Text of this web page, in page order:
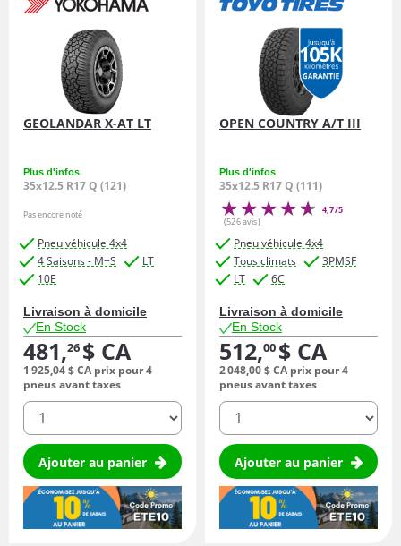
GEOLANDAR X-AT LT
Plus d'infos
35x12.5 R17 Q (121)
Pas encore noté
Pneu véhicule 4x4
4 Saisons - M+S
LT
10E
Livraison à domicile
En Stock
481,26 $ CA
1 925,04$ CA prix pour 4
pneus avant taxes
quantité
Ajouter au panier
OPEN COUNTRY A/T III
Plus d'infos
35x12.5 R17 Q (111)
4,7/5
(526 avis)
Pneu véhicule 4x4
Tous climats
3PMSF
LT
6C
Livraison à domicile
En Stock
512,00 $ CA
2 048,00$ CA prix pour 4
pneus avant taxes
quantité
Ajouter au panier